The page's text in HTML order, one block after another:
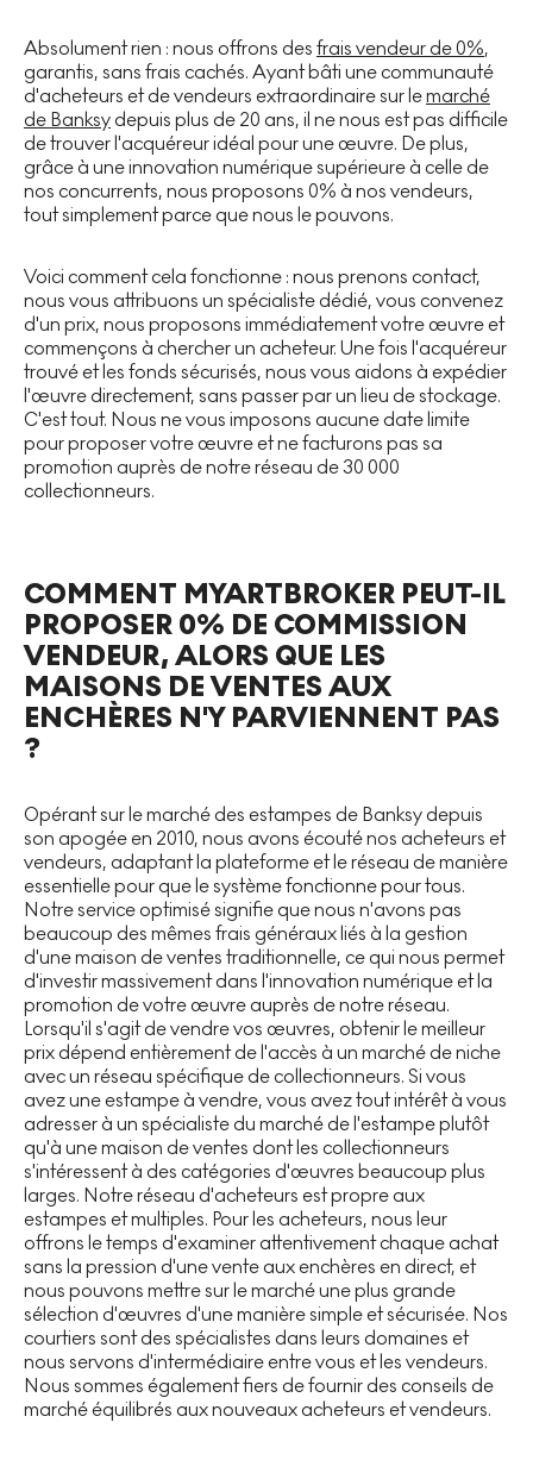
Absolument rien : nous offrons des frais vendeur de 0%,
garantis, sans frais cachés. Ayant bâti une communauté
d'acheteurs et de vendeurs extraordinaire sur lemarché
de Banksy depuis plus de 20 ans, il ne nous est pas difficile
de trouver l'acquéreur idéal pour une œuvre. De plus,
grâce à une innovation numérique supérieure à celle de
nos concurrents, nous proposons 0% à nos vendeurs,
tout simplement parce que nous le pouvons.
Voici comment cela fonctionne : nous prenons contact,
nous vous attribuons un spécialiste dédié, vous convenez
d'un prix, nous proposons immédiatement votre œuvre et
commençons à chercher un acheteur. Une fois l'acquéreur
trouvé et les fonds sécurisés, nous vous aidons à expédier
l'œuvre directement, sans passer par un lieu de stockage.
C'est tout. Nous ne vous imposons aucune date limite
pour proposer votre œuvre et ne facturons pas sa
promotion auprès de notre réseau de 30 000
collectionneurs.
COMMENT MYARTBROKER PEUT-IL
PROPOSER 0% DE COMMISSION
VENDEUR, ALORS QUE LES
MAISONS DE VENTES AUX
ENCHÈRES N'Y PARVIENNENT PAS
?
Opérant sur le marché des estampes de Banksy depuis
son apogée en 2010, nous avons écouté nos acheteurs et
vendeurs, adaptant la plateforme et le réseau de manière
essentielle pour que le système fonctionne pour tous.
Notre service optimisé signifie que nous n'avons pas
beaucoup des mêmes frais généraux liés à la gestion
d'une maison de ventes traditionnelle, ce qui nous permet
d'investir massivement dans l'innovation numérique et la
promotion de votre œuvre auprès de notre réseau.
Lorsqu'il s'agit de vendre vos œuvres, obtenir le meilleur
prix dépend entièrement de l'accès à un marché de niche
avec un réseau spécifique de collectionneurs. Si vous
avez une estampe à vendre, vous avez tout intérêt à vous
adresser à un spécialiste du marché de l'estampe plutôt
qu'à une maison de ventes dont les collectionneurs
s'intéressent à des catégories d'œuvres beaucoup plus
larges. Notre réseau d'acheteurs est propre aux
estampes et multiples. Pour les acheteurs, nous leur
offrons le temps d'examiner attentivement chaque achat
sans la pression d'une vente aux enchères en direct, et
nous pouvons mettre sur le marché une plus grande
sélection d'œuvres d'une manière simple et sécurisée. Nos
courtiers sont des spécialistes dans leurs domaines et
nous servons d'intermédiaire entre vous et les vendeurs.
Nous sommes également fiers de fournir des conseils de
marché équilibrés aux nouveaux acheteurs et vendeurs.